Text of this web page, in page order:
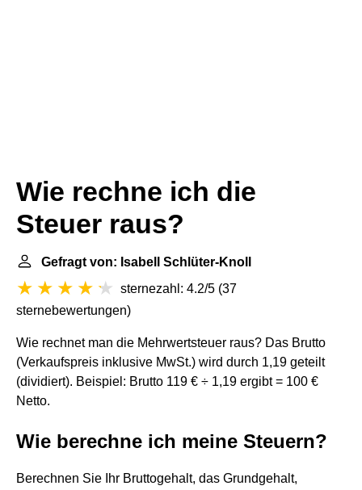
Wie rechne ich die
Steuer raus?
Gefragt von: Isabell Schlüter-Knoll
sternezahl: 4.2/5 (37
sternebewertungen)
Wie rechnet man die Mehrwertsteuer raus? Das Brutto
(Verkaufspreis inklusive MwSt.) wird durch 1,19 geteilt
(dividiert). Beispiel: Brutto 119 € ÷ 1,19 ergibt = 100 €
Netto.
Wie berechne ich meine Steuern?
Berechnen Sie Ihr Bruttogehalt, das Grundgehalt,